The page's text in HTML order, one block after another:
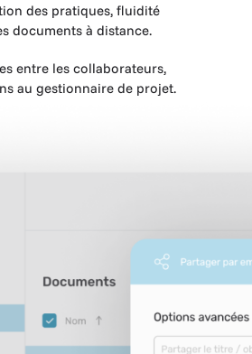
des pratiques, fluidité
documents à distance.
entre les collaborateurs,
au gestionnaire de projet.